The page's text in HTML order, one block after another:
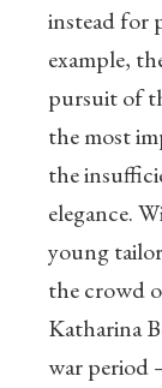
instead for
example,
pursuit of
the most
the
elegance.
young
the crowd
Katharina
war period